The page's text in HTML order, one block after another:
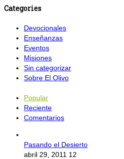
Categories
Devocionales
Enseñanzas
Eventos
Misiones
Sin categorizar
Sobre El Olivo
Popular
Reciente
Comentarios
Pasando el Desierto
abril 29, 2011 12